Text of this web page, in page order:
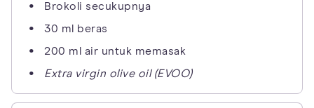
Brokoli secukupnya
30 ml beras
200 ml air untuk memasak
Extra virgin olive oil (EVOO)